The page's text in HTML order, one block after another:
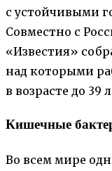
с устойчивыми
Совместно с
«Известия»
над которыми
в возрасте до 39
Кишечные
Во всем мире